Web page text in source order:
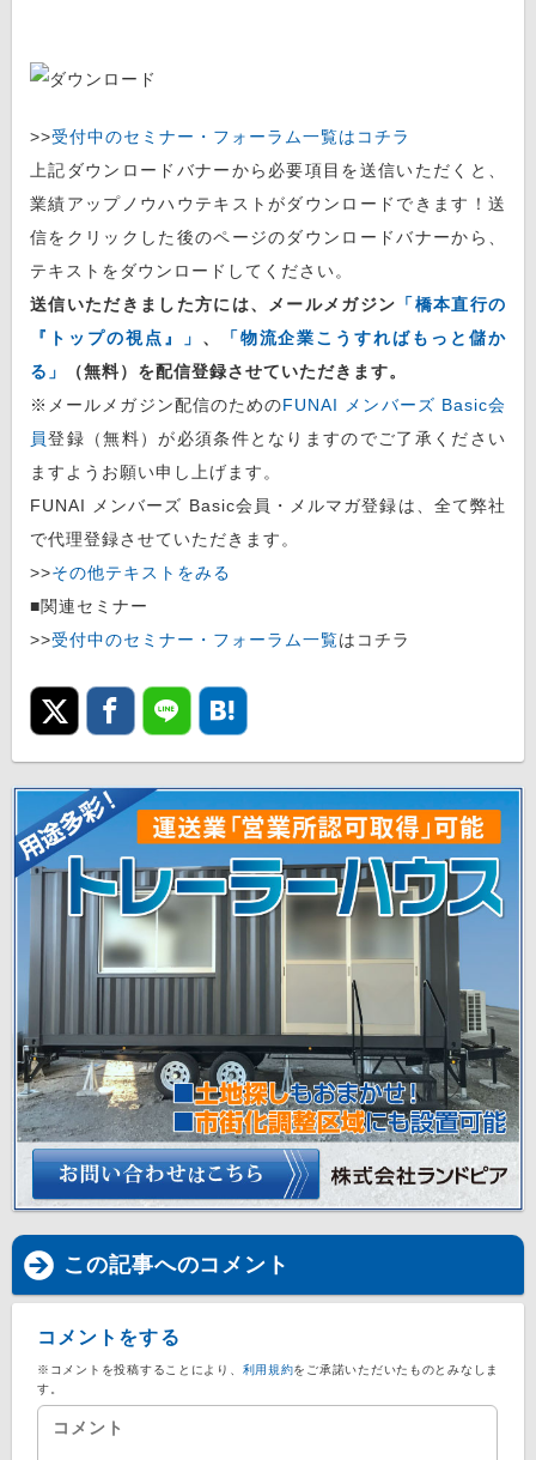
>>受付中のセミナー・フォーラム一覧はコチラ
上記ダウンロードバナーから必要項目を送信いただくと、
業績アップノウハウテキストがダウンロードできます！送
信をクリックした後のページのダウンロードバナーから、
テキストをダウンロードしてください。
送信いただきました方には、メールメガジン 「橋本直行の
『トップの視点』」 、
「物流企業こうすればもっと儲か
る」
（無料）を配信登録させていただきます。
※メールメガジン配信のためのFUNAI メンバーズ Basic会
員登録（無料）が必須条件となりますのでご了承ください
ますようお願い申し上げます。
FUNAI メンバーズ Basic会員・メルマガ登録は、全て弊社
で代理登録させていただきます。
>>その他テキストをみる
■関連セミナー
>>受付中のセミナー・フォーラム一覧はコチラ
この記事へのコメント
コメントをする
※コメントを投稿することにより、 利用規約をご承諾いただいたものとみなしま
す。